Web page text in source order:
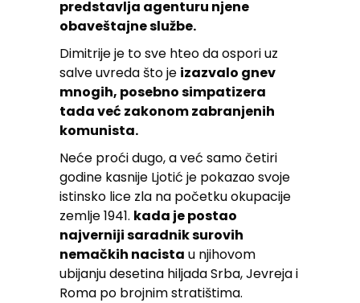
predstavlja agenturu njene
obaveštajne službe.
Dimitrije je to sve hteo da ospori uz
salve uvreda što je izazvalo gnev
mnogih, posebno simpatizera
tada već zakonom zabranjenih
komunista.
Neće proći dugo, a već samo četiri
godine kasnije Ljotić je pokazao svoje
istinsko lice zla na početku okupacije
zemlje 1941. kada je postao
najverniji saradnik surovih
nemačkih nacista u njihovom
ubijanju desetina hiljada Srba, Jevreja i
Roma po brojnim stratištima.